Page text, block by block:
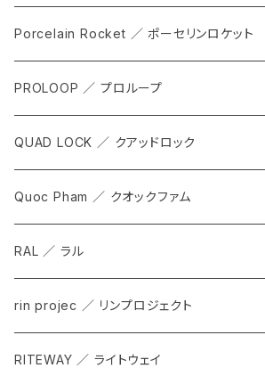
COCKPIT
TOOL
Porcelain Rocket ／ ポーセリンロケット
PROLOOP ／ プロループ
QUAD LOCK ／ クアッドロック
Quoc Pham ／ クオックファム
RAL ／ ラル
rin projec ／ リンプロジェクト
RITEWAY ／ ライトウェイ